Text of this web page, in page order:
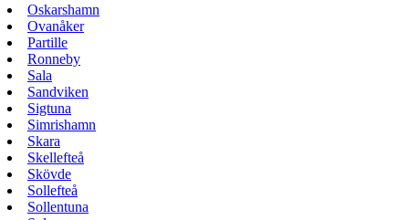
Oskarshamn
Ovanåker
Partille
Ronneby
Sala
Sandviken
Sigtuna
Simrishamn
Skara
Skellefteå
Skövde
Sollefteå
Sollentuna